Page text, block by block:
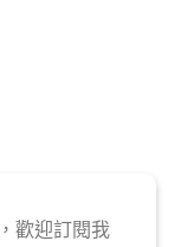
歡迎訂閱我